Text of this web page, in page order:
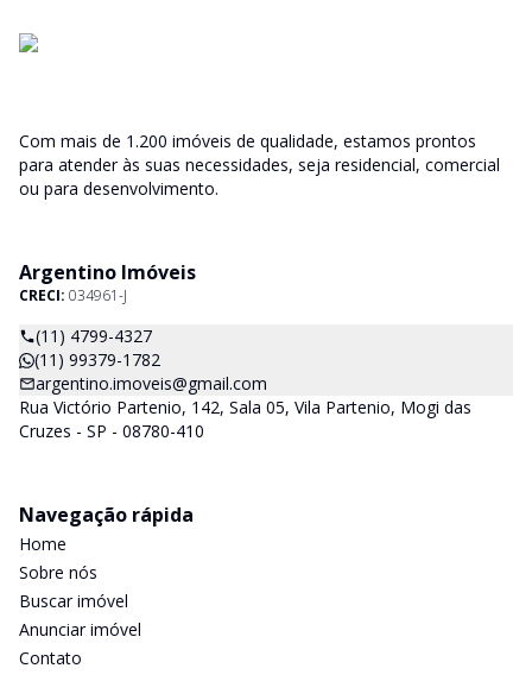
Com mais de 1.200 imóveis de qualidade, estamos prontos
para atender às suas necessidades, seja residencial, comercial
ou para desenvolvimento.
Argentino Imóveis
CRECI: 034961-J
(11) 4799-4327
(11) 99379-1782
argentino.imoveis@gmail.com
Rua Victório Partenio, 142, Sala 05, Vila Partenio, Mogi das
Cruzes - SP - 08780-410
Navegação rápida
Home
Sobre nós
Buscar imóvel
Anunciar imóvel
Contato